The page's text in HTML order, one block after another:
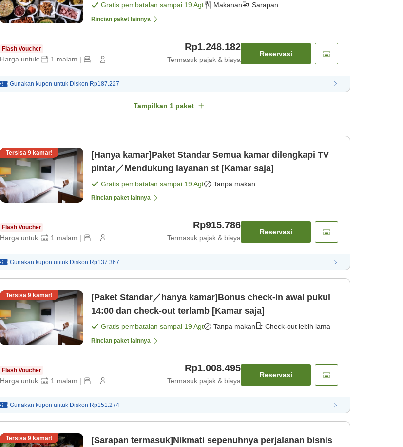
Gratis pembatalan sampai 19 Agt Makanan Sarapan
Rincian paket lainnya
Flash Voucher
Harga untuk: 1 malam | |
Rp1.248.182
Termasuk pajak & biaya
Reservasi
Gunakan kupon untuk Diskon Rp187.227
Tampilkan 1 paket
Tersisa 9 kamar!
[Hanya kamar]Paket Standar Semua kamar dilengkapi TV
pintar／Mendukung layanan st [Kamar saja]
Gratis pembatalan sampai 19 Agt Tanpa makan
Rincian paket lainnya
Flash Voucher
Harga untuk: 1 malam | |
Rp915.786
Termasuk pajak & biaya
Reservasi
Gunakan kupon untuk Diskon Rp137.367
Tersisa 9 kamar!
[Paket Standar／hanya kamar]Bonus check-in awal pukul
14:00 dan check-out terlamb [Kamar saja]
Gratis pembatalan sampai 19 Agt Tanpa makan Check-out lebih lama
Rincian paket lainnya
Flash Voucher
Harga untuk: 1 malam | |
Rp1.008.495
Termasuk pajak & biaya
Reservasi
Gunakan kupon untuk Diskon Rp151.274
Tersisa 9 kamar! [Sarapan termasuk]Nikmati sepenuhnya perjalanan bisnis